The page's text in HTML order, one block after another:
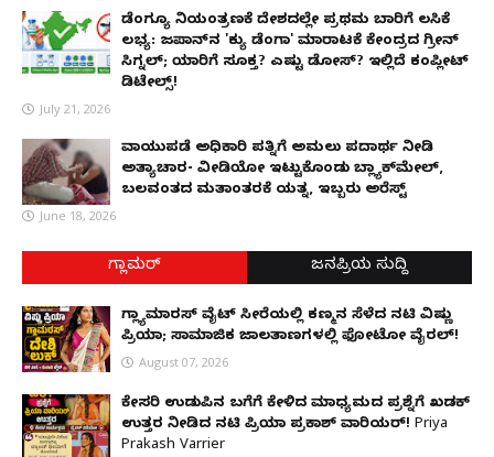
ಡೆಂಗ್ಯೂ ನಿಯಂತ್ರಣಕ್ಕೆ ದೇಶದಲ್ಲೇ ಪ್ರಥಮ ಬಾರಿಗೆ ಲಸಿಕೆ
ಲಭ್ಯ: ಜಪಾನ್‌ನ 'ಕ್ಯು ಡೆಂಗಾ' ಮಾರಾಟಕ್ಕೆ ಕೇಂದ್ರದ ಗ್ರೀನ್
ಸಿಗ್ನಲ್; ಯಾರಿಗೆ ಸೂಕ್ತ? ಎಷ್ಟು ಡೋಸ್? ಇಲ್ಲಿದೆ ಕಂಪ್ಲೀಟ್
ಡಿಟೇಲ್ಸ್!
July 21, 2026
ವಾಯುಪಡೆ ಅಧಿಕಾರಿ ಪತ್ನಿಗೆ ಅಮಲು ಪದಾರ್ಥ ನೀಡಿ
ಅತ್ಯಾಚಾರ- ವೀಡಿಯೋ ಇಟ್ಟುಕೊಂಡು ಬ್ಲ್ಯಾಕ್‌ಮೇಲ್,
ಬಲವಂತದ ಮತಾಂತರಕ್ಕೆ ಯತ್ನ, ಇಬ್ಬರು ಅರೆಸ್ಟ್
June 18, 2026
ಗ್ಲಾಮರ್ ಜನಪ್ರಿಯ ಸುದ್ದಿ
ಗ್ಲ್ಯಾಮಾರಸ್ ವೈಟ್‌ ಸೀರೆಯಲ್ಲಿ ಕಣ್ಮನ ಸೆಳೆದ ನಟಿ ವಿಷ್ಣು
ಪ್ರಿಯಾ; ಸಾಮಾಜಿಕ ಜಾಲತಾಣಗಳಲ್ಲಿ ಫೋಟೋ ವೈರಲ್!
August 07, 2026
ಕೇಸರಿ ಉಡುಪಿನ ಬಗೆಗೆ ಕೇಳಿದ ಮಾಧ್ಯಮದ ಪ್ರಶ್ನೆಗೆ ಖಡಕ್
ಉತ್ತರ ನೀಡಿದ ನಟಿ ಪ್ರಿಯಾ ಪ್ರಕಾಶ್ ವಾರಿಯರ್! Priya
Prakash Varrier